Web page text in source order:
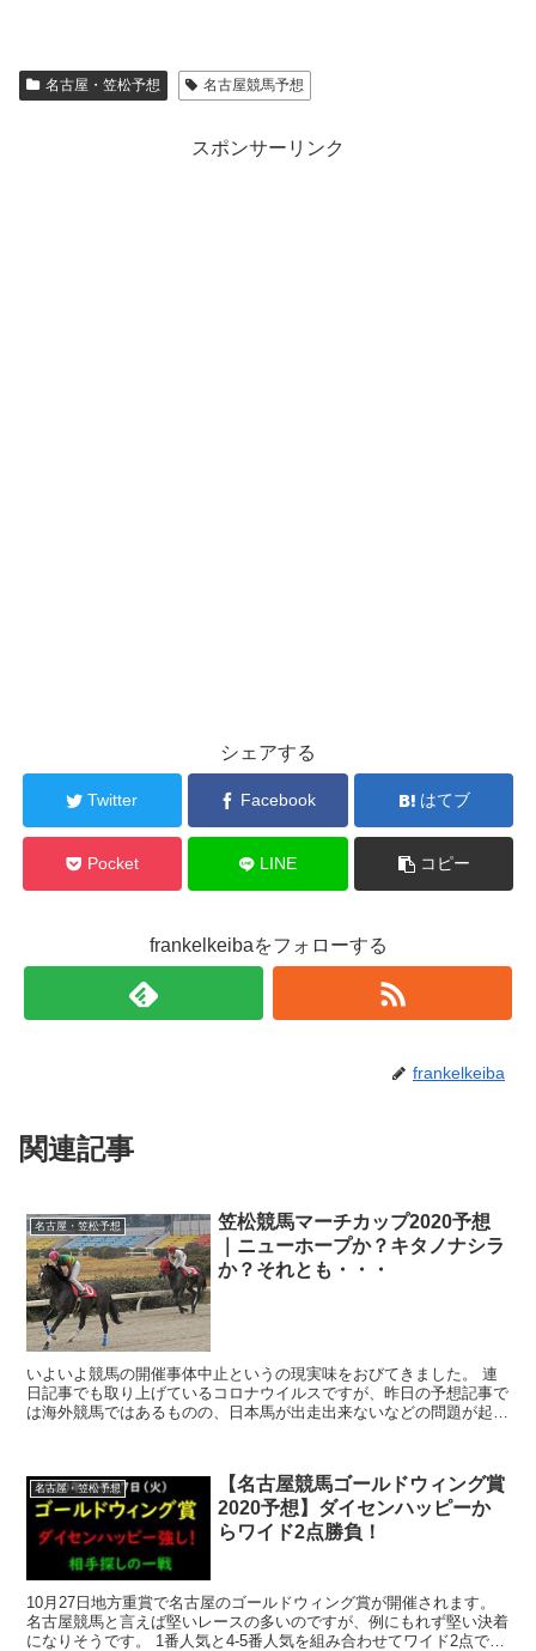
名古屋・笠松予想 名古屋競馬予想
スポンサーリンク
シェアする
Twitter Facebook はてブ
Pocket LINE コピー
frankelkeibaをフォローする
frankelkeiba
関連記事
名古屋・笠松予想
笠松競馬マーチカップ2020予想
｜ニューホープか？キタノナシラ
か？それとも・・・
いよいよ競馬の開催事体中止というの現実味をおびてきました。 連
日記事でも取り上げているコロナウイルスですが、昨日の予想記事で
は海外競馬ではあるものの、日本馬が出走出来ないなどの問題が起き
名古屋・笠松予想
【名古屋競馬ゴールドウィング賞
2020予想】ダイセンハッピーか
らワイド2点勝負！
10月27日地方重賞で名古屋のゴールドウィング賞が開催されます。
名古屋競馬と言えば堅いレースの多いのですが、例にもれず堅い決着
になりそうです。 1番人気と4-5番人気を組み合わせてワイド2点でい